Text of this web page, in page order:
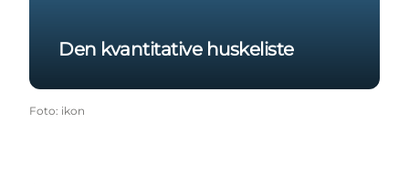
Den kvantitative huskeliste
Foto: ikon